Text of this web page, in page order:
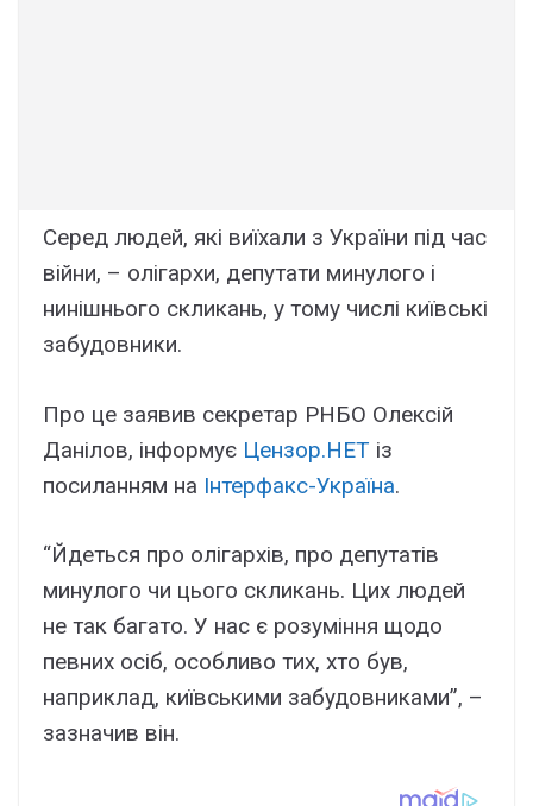
Серед людей, які виїхали з України під час
війни, – олігархи, депутати минулого і
нинішнього скликань, у тому числі київські
забудовники.
Про це заявив секретар РНБО Олексій
Данілов, інформує Цензор.НЕТ із
посиланням на Інтерфакс-Україна.
“Йдеться про олігархів, про депутатів
минулого чи цього скликань. Цих людей
не так багато. У нас є розуміння щодо
певних осіб, особливо тих, хто був,
наприклад, київськими забудовниками”, –
зазначив він.